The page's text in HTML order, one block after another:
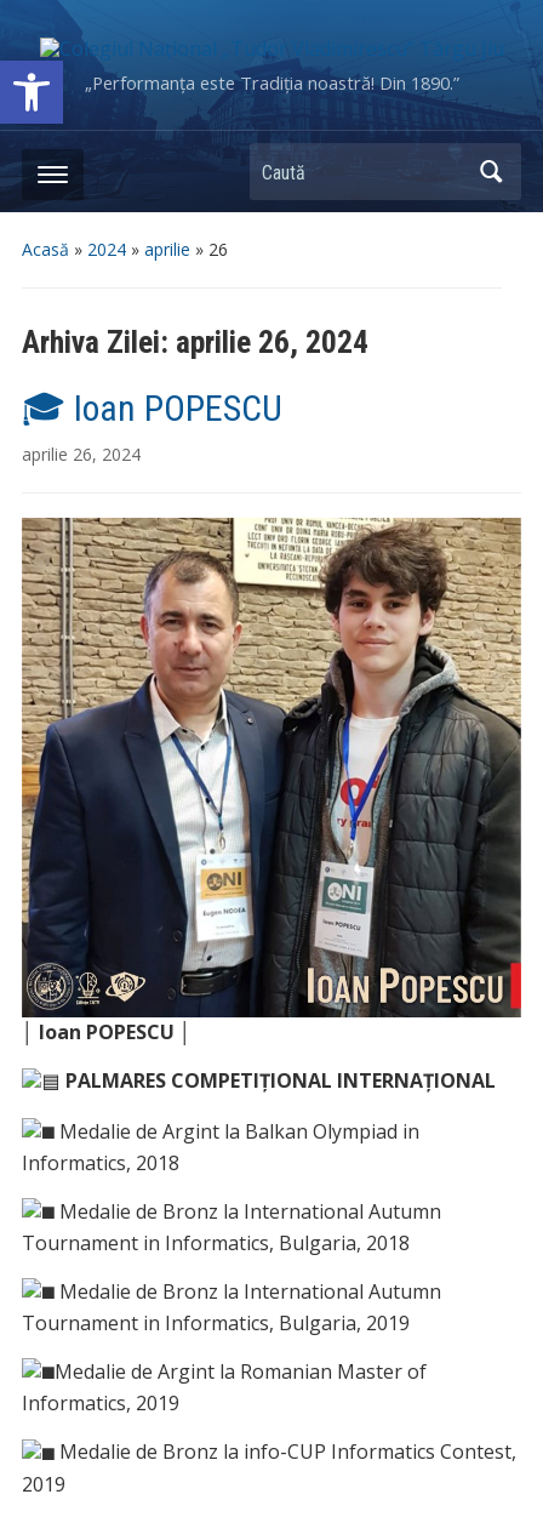
Deschide bara de unelte„Performanța este Tradiția noastră! Din 1890.”
Caută
Acasă » 2024» aprilie » 26
Arhiva Zilei: aprilie 26, 2024
🎓 Ioan POPESCU
aprilie 26, 2024
│ Ioan POPESCU │
PALMARES COMPETIȚIONAL INTERNAȚIONAL
Medalie de Argint la Balkan Olympiad in
Informatics, 2018
Medalie de Bronz la International Autumn
Tournament in Informatics, Bulgaria, 2018
Medalie de Bronz la International Autumn
Tournament in Informatics, Bulgaria, 2019
Medalie de Argint la Romanian Master of
Informatics, 2019
Medalie de Bronz la info-CUP Informatics Contest,
2019